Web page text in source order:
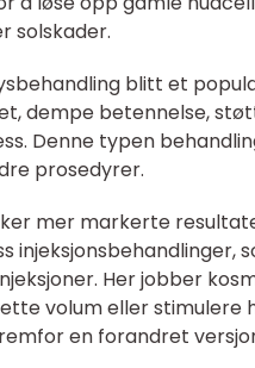
solskader.
blitt et
dempe betennelse,
Denne typen
prosedyrer.
mer markerte
Her jobber
volum eller stimulere
en forandret